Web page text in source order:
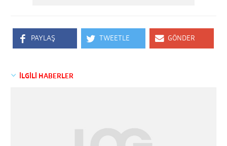
PAYLAŞ TWEETLE GÖNDER
İLGİLİ HABERLER